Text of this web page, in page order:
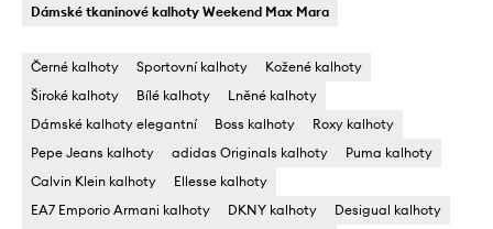
Dámské tkaninové kalhoty Weekend Max Mara
Černé kalhoty Sportovní kalhoty
Kožené kalhoty
Široké kalhoty
Bílé kalhoty
Lněné kalhoty
Dámské kalhoty elegantní
Boss kalhoty
Roxy kalhoty
Pepe Jeans kalhoty
adidas Originals kalhoty
Puma kalhoty
Calvin Klein kalhoty
Ellesse kalhoty
EA7 Emporio Armani kalhoty
DKNY kalhoty
Desigual kalhoty